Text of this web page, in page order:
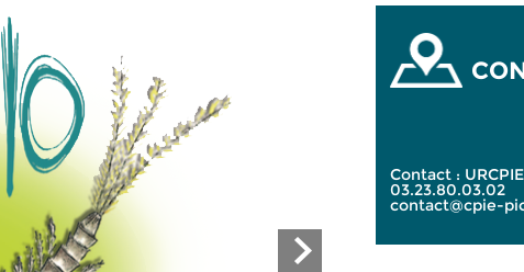
Contact :
03.23.80.03.02
contact@cpie-